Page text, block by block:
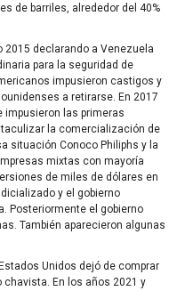
de barriles, alrededor del 40%
2015 declarando a Venezuela
para la seguridad de
impusieron castigos y
a retirarse. En 2017
impusieron las primeras
la comercialización de
situación Conoco Philiphs y la
mixtas con mayoría
de miles de dólares en
y el gobierno
Posteriormente el gobierno
También aparecieron algunas
Unidos dejó de comprar
En los años 2021 y